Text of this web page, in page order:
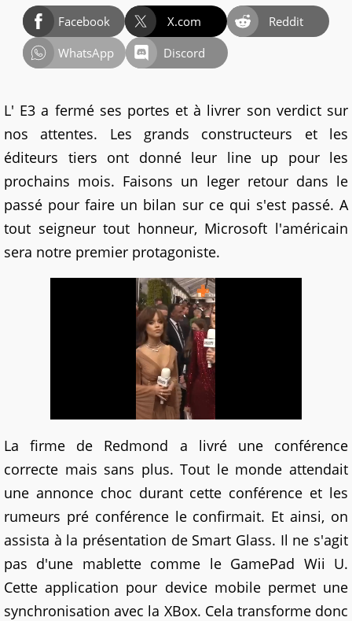
Facebook X.com
Reddit
WhatsApp
Discord
L' E3 a fermé ses portes et à livrer son verdict sur
nos attentes. Les grands constructeurs et les
éditeurs tiers ont donné leur line up pour les
prochains mois. Faisons un leger retour dans le
passé pour faire un bilan sur ce qui s'est passé. A
tout seigneur tout honneur, Microsoft l'américain
sera notre premier protagoniste.
La firme de Redmond a livré une conférence
correcte mais sans plus. Tout le monde attendait
une annonce choc durant cette conférence et les
rumeurs pré conférence le confirmait. Et ainsi, on
assista à la présentation de Smart Glass. Il ne s'agit
pas d'une mablette comme le GamePad Wii U.
Cette application pour device mobile permet une
synchronisation avec la XBox. Cela transforme donc